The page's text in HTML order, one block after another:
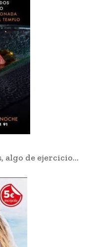
algo de ejercicio…